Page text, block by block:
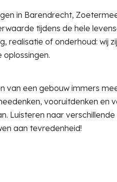
in Barendrecht,
tijdens de hele
realisatie of onderhoud: wij
van een gebouw immers
vooruitdenken en
Luisteren naar
aan tevredenheid!